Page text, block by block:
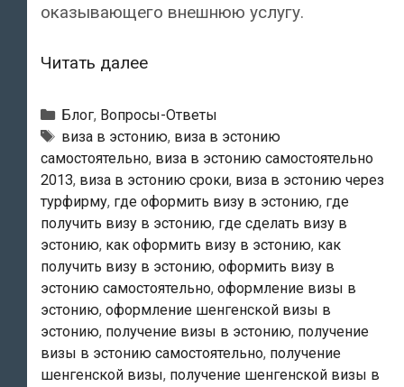
оказывающего внешнюю услугу.
Читать далееГде
как
подается
ходатайство
о
шенгенской
визе
в
Эстонию?
Рубрики
Блог, Вопросы-Ответы
Метки
виза в эстонию, виза в эстонию
самостоятельно, виза в эстонию самостоятельно
2013, виза в эстонию сроки, виза в эстонию через
турфирму, где оформить визу в эстонию, где
получить визу в эстонию, где сделать визу в
эстонию, как оформить визу в эстонию, как
получить визу в эстонию, оформить визу в
эстонию самостоятельно, оформление визы в
эстонию, оформление шенгенской визы в
эстонию, получение визы в эстонию, получение
визы в эстонию самостоятельно, получение
шенгенской визы, получение шенгенской визы в